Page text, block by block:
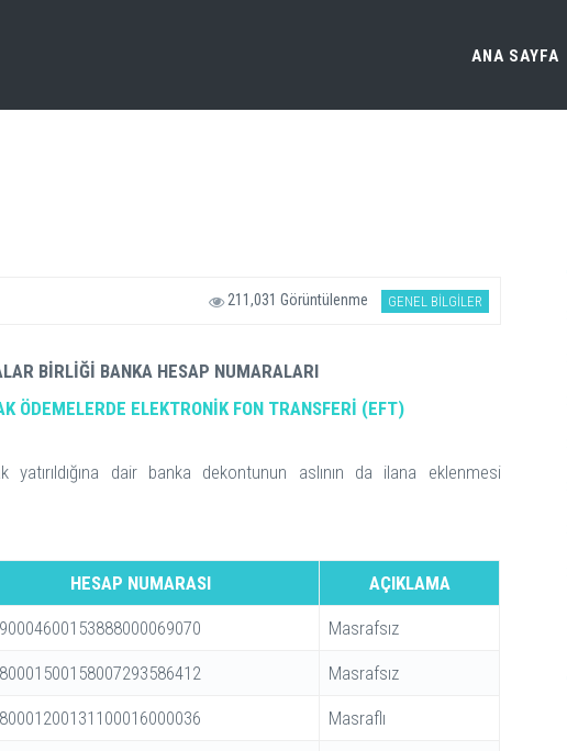
ANA SAYFA
GENEL BİLGİLER
211,031 Görüntülenme
BİRLİĞİ BANKA HESAP NUMARALARI
ÖDEMELERDE ELEKTRONİK FON TRANSFERİ (EFT)
dair banka dekontunun aslının da ilana eklenmesi
HESAP NUMARASI AÇIKLAMA
Masrafsız
Masrafsız
Masraflı